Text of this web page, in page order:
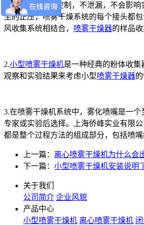
1.热风在系统中控制，不泄漏，不会影
生的正压，喷雾干燥系统的每个接头都
风收集系统相结合， 喷雾干燥器的样品
2.小型喷雾干燥机是一种经典的粉体收
观察和实验结果来考虑小型喷雾干燥器
3.在喷雾干燥机系统中，雾化喷嘴是一
专家或实验后选择。上海侨峰实业有限
都是整个过程方法的组成部分，包括喷
上一篇： 离心喷雾干燥机为什么会
下一篇： 小型喷雾干燥机安装说明
关于我们
公司简介 企业风貌
产品中心
小型喷雾干燥机 离心喷雾干燥机